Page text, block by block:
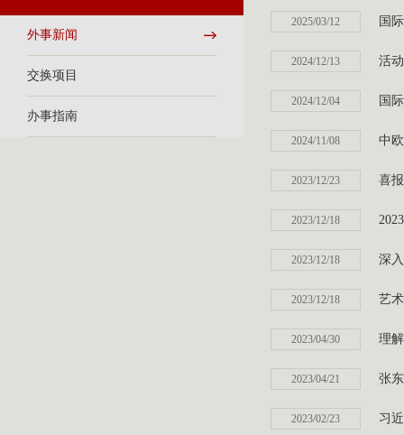
外事新闻
交换项目
办事指南
2025/03/12 国
2024/12/13 活
2024/12/04 国
2024/11/08 中
2023/12/23 喜
2023/12/18
2023/12/18 深
2023/12/18 艺
2023/04/30 理
2023/04/21 张
2023/02/23 习